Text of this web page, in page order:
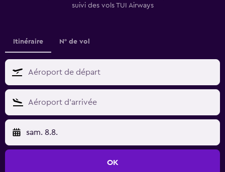
suivi des vols TUI Airways
Itinéraire N° de vol
sam. 8.8.
OK